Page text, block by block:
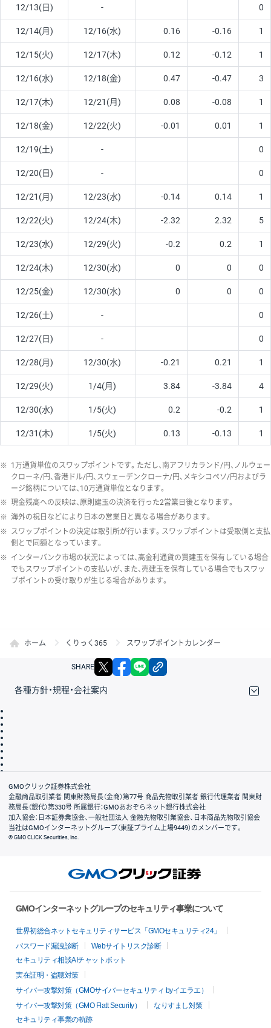
12/13(日) - 0
12/14(月) 12/16(水) 0.16 -0.16 1
12/15(火) 12/17(木) 0.12 -0.12 1
12/16(水) 12/18(金) 0.47 -0.47 3
12/17(木) 12/21(月) 0.08 -0.08 1
12/18(金) 12/22(火) -0.01 0.01 1
12/19(土) - 0
12/20(日) - 0
12/21(月) 12/23(水) -0.14 0.14 1
12/22(火) 12/24(木) -2.32 2.32 5
12/23(水) 12/29(火) -0.2 0.2 1
12/24(木) 12/30(水) 0 0 0
12/25(金) 12/30(水) 0 0 0
12/26(土) - 0
12/27(日) - 0
12/28(月) 12/30(水) -0.21 0.21 1
12/29(火) 1/4(月) 3.84 -3.84 4
12/30(水) 1/5(火) 0.2 -0.2 1
12/31(木) 1/5(火) 0.13 -0.13 1
※ 1万通貨単位のスワップポイントです。ただし、南アフリカランド/円、ノルウェー
クローネ/円、香港ドル/円、スウェーデンクローナ/円、メキシコペソ/円およびラ
ージ銘柄については、10万通貨単位となります。
※ 現金残高への反映は、原則建玉の決済を行った2営業日後となります。
※ 海外の祝日などにより日本の営業日と異なる場合があります。
※ スワップポイントの決定は取引所が行います。スワップポイントは受取側と支払
側とで同額となっています。
※ インターバンク市場の状況によっては、高金利通貨の買建玉を保有している場合
でもスワップポイントの支払いが、また、売建玉を保有している場合でもスワッ
プポイントの受け取りが生じる場合があります。
ホーム くりっく365 スワップポイントカレンダー
SHARE X facebook
各種方針・規程・会社案内
会社案内
GMOクリック証券株式会社
金融商品取引業者 関東財務局長（金商）第77号 商品先物取引業者 銀行代理業者 関東財
務局長（銀代）第330号 所属銀行：GMOあおぞらネット銀行株式会社
加入協会：日本証券業協会、一般社団法人 金融先物取引業協会、日本商品先物取引協会
当社はGMOインターネットグループ（東証プライム上場9449）のメンバーです。
© GMO CLICK Securities, Inc.
GMOインターネットグループのセキュリティ事業について
世界初総合ネットセキュリティサービス「GMOセキュリティ24」
パスワード漏洩診断
Webサイトリスク診断
セキュリティ相談AIチャットボット
実在証明・盗聴対策
サイバー攻撃対策（GMOサイバーセキュリティ byイエラエ）
サイバー攻撃対策（GMO Flatt Security）
なりすまし対策
セキュリティ事業の軌跡